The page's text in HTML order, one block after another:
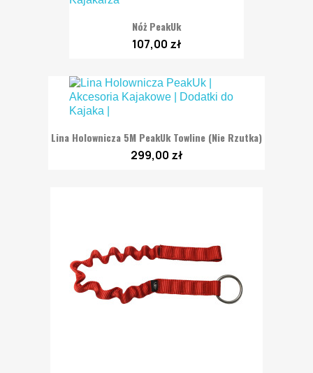
Nóż PeakUk
107,00 zł
Lina Holownicza 5M PeakUk Towline (nie Rzutka)
299,00 zł